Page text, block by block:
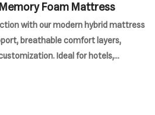
Foam Mattress
with our modern hybrid mattress
breathable comfort layers,
Ideal for hotels,